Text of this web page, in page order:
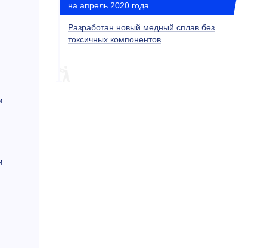
на апрель 2020 года
Разработан новый медный сплав без
токсичных компонентов